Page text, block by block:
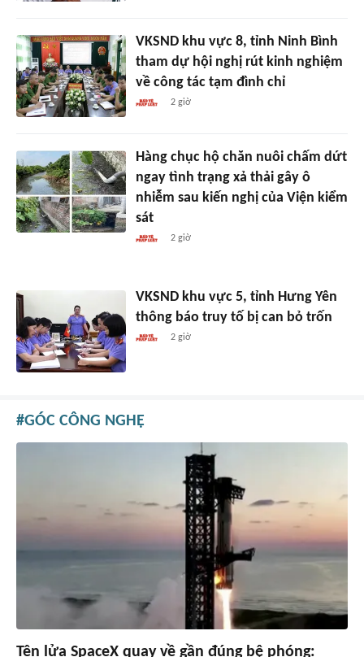
VKSND khu vực 8, tỉnh Ninh Bình
tham dự hội nghị rút kinh nghiệm
về công tác tạm đình chỉ
2 giờ
Hàng chục hộ chăn nuôi chấm dứt
ngay tình trạng xả thải gây ô
nhiễm sau kiến nghị của Viện kiểm
sát
2 giờ
VKSND khu vực 5, tỉnh Hưng Yên
thông báo truy tố bị can bỏ trốn
2 giờ
GÓC CÔNG NGHỆ
Tên lửa SpaceX quay về gần đúng bệ phóng: